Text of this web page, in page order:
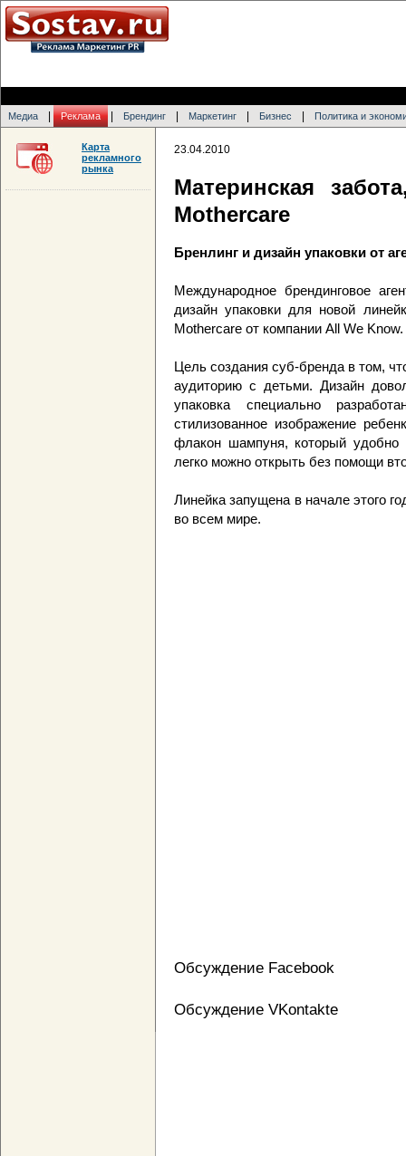
Медиа Реклама Брендинг Маркетинг Бизнес Политика и
23.04.2010
Материнская
Mothercare
Бренлинг и дизайн упаковки от
Международное брендинговое
дизайн упаковки для новой
Mothercare от компании All We Know.
Цель создания суб-бренда в том,
аудиторию с детьми. Дизайн
упаковка специально
стилизованное изображение
флакон шампуня, который удобно
легко можно открыть без помощи
Линейка запущена в начале этого
во всем мире.
Обсуждение Facebook
Обсуждение VKontakte
Карта
рекламного
рынка